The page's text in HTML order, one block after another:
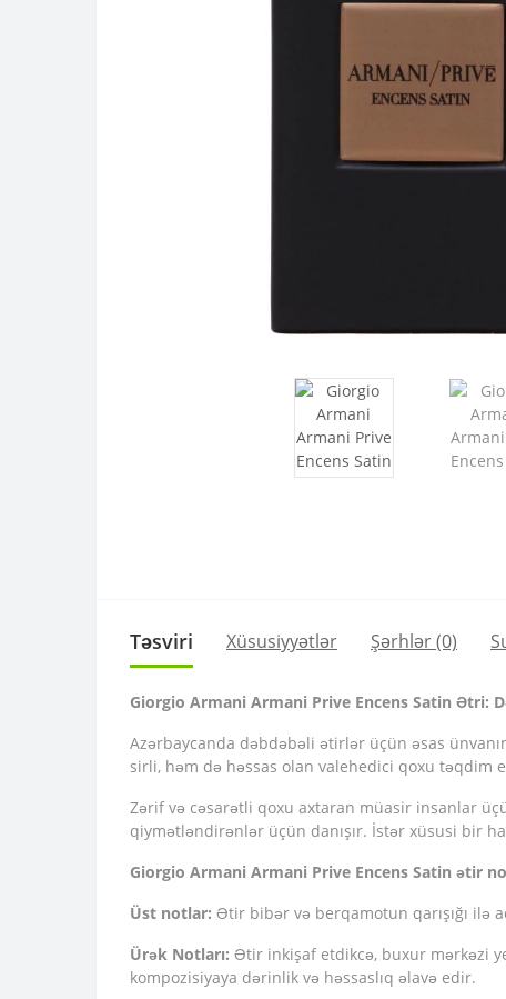
Təsviri Xüsusiyyətlər Şərhlər (0)
Giorgio Armani Armani Prive Encens Satin Ətri:
Azərbaycanda dəbdəbəli ətirlər üçün əsas
sirli, həm də həssas olan valehedici qoxu təqdim
Zərif və cəsarətli qoxu axtaran müasir insanlar
qiymətləndirənlər üçün danışır. İstər xüsusi bir
Giorgio Armani Armani Prive Encens Satin ətir
Üst notlar: Ətir bibər və berqamotun qarışığı ilə
Ürək Notları: Ətir inkişaf etdikcə, buxur mərkəzi
kompozisiyaya dərinlik və həssaslıq əlavə edir.